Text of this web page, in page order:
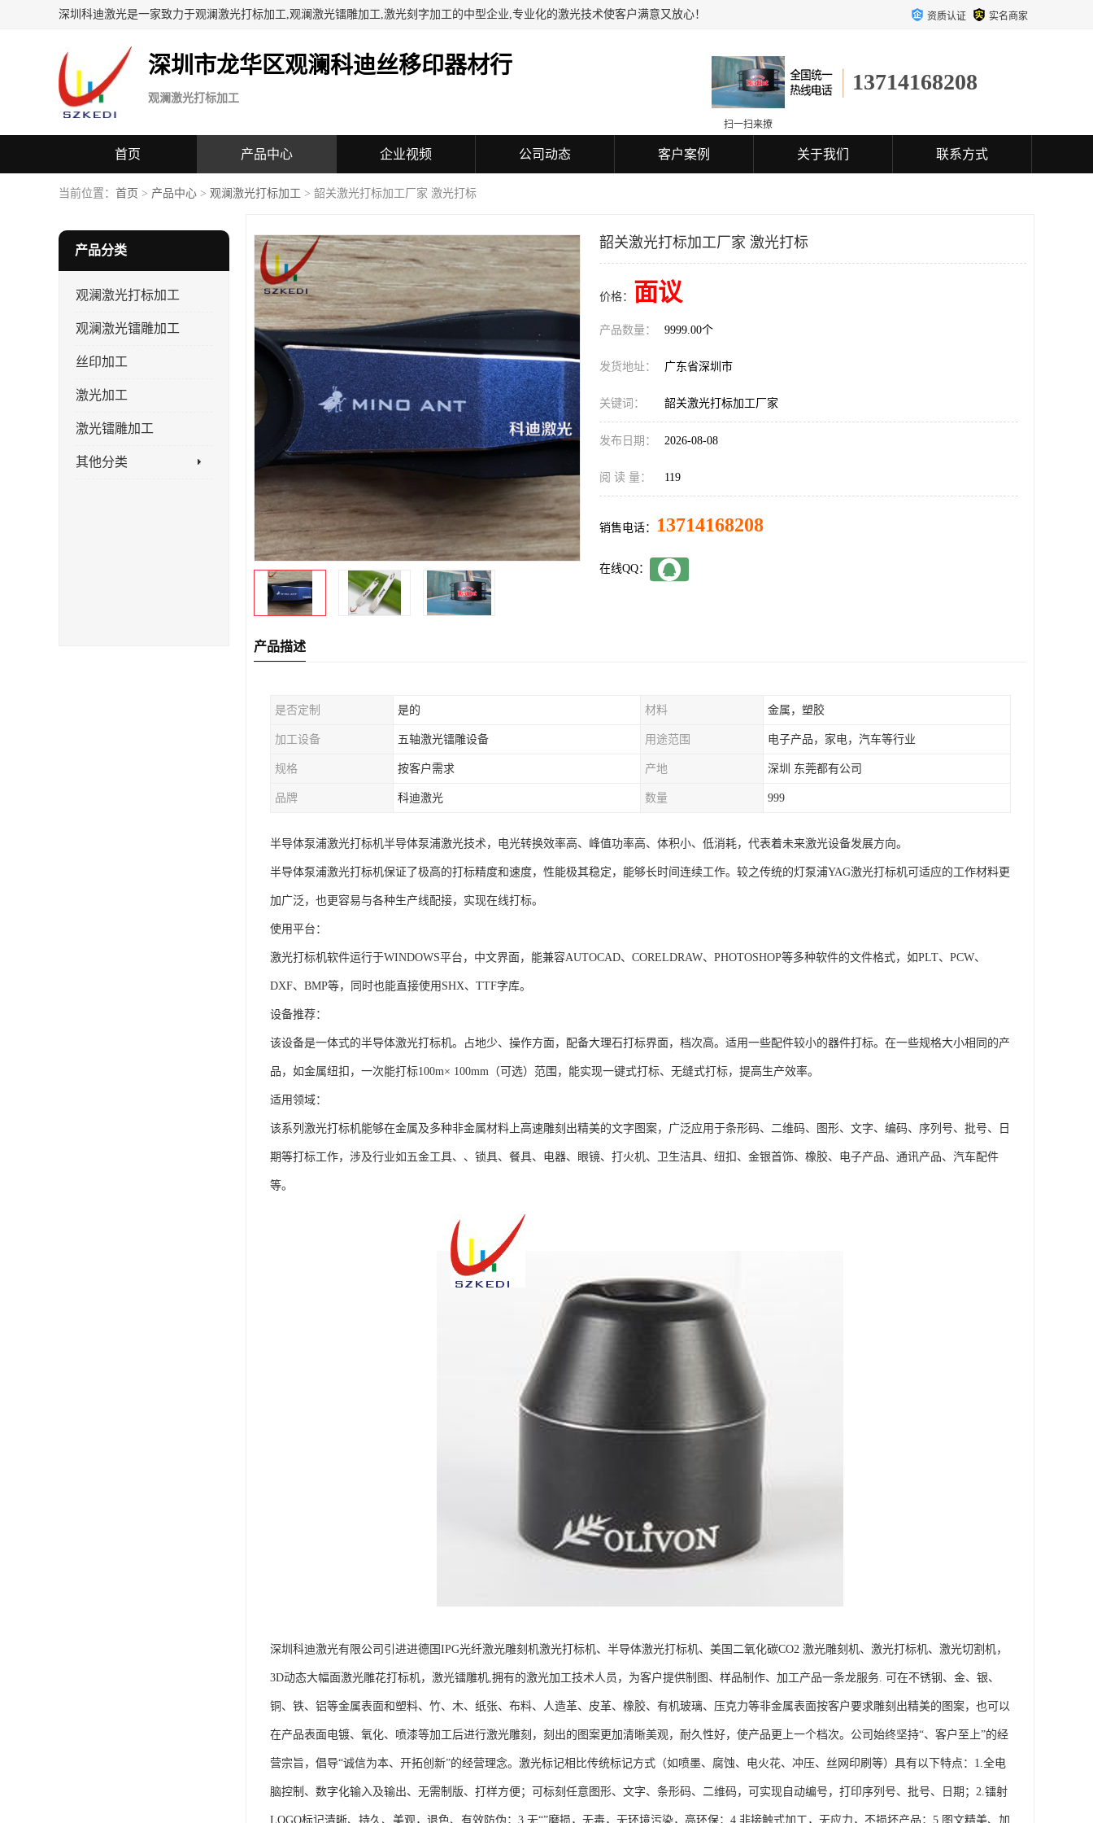
深圳科迪激光是一家致力于观澜激光打标加工,观澜激光镭雕加工,激光刻字加工的中型企业,专业化的激光技术使客户满意又放心！ 资质认证 实名商家
深圳市龙华区观澜科迪丝移印器材行
观澜激光打标加工
13714168208
扫一扫来撩
首页 产品中心 企业视频 公司动态 客户案例 关于我们 联系方式
当前位置： 首页 > 产品中心 > 观澜激光打标加工 > 韶关激光打标加工厂家 激光打标
产品分类
观澜激光打标加工
观澜激光镭雕加工
丝印加工
激光加工
激光镭雕加工
其他分类
韶关激光打标加工厂家 激光打标
价格： 面议
产品数量： 9999.00个
发货地址： 广东省深圳市
关键词： 韶关激光打标加工厂家
发布日期： 2026-08-08
阅 读 量： 119
销售电话： 13714168208
在线QQ：
产品描述
是否定制 是的 材料 金属，塑胶
加工设备 五轴激光镭雕设备 用途范围 电子产品，家电，汽车等行业
规格 按客户需求 产地 深圳 东莞都有公司
品牌 科迪激光 数量 999
半导体泵浦激光打标机半导体泵浦激光技术，电光转换效率高、峰值功率高、体积小、低消耗，代表着未来激光设备发展方向。
半导体泵浦激光打标机保证了极高的打标精度和速度，性能极其稳定，能够长时间连续工作。较之传统的灯泵浦YAG激光打标机可适应的工作材料更
加广泛，也更容易与各种生产线配接，实现在线打标。
使用平台：
激光打标机软件运行于WINDOWS平台，中文界面，能兼容AUTOCAD、CORELDRAW、PHOTOSHOP等多种软件的文件格式，如PLT、PCW、
DXF、BMP等，同时也能直接使用SHX、TTF字库。
设备推荐：
该设备是一体式的半导体激光打标机。占地少、操作方面，配备大理石打标界面，档次高。适用一些配件较小的器件打标。在一些规格大小相同的产
品，如金属纽扣，一次能打标100m× 100mm（可选）范围，能实现一键式打标、无缝式打标，提高生产效率。
适用领域：
该系列激光打标机能够在金属及多种非金属材料上高速雕刻出精美的文字图案，广泛应用于条形码、二维码、图形、文字、编码、序列号、批号、日
期等打标工作，涉及行业如五金工具、、锁具、餐具、电器、眼镜、打火机、卫生洁具、纽扣、金银首饰、橡胶、电子产品、通讯产品、汽车配件
等。
深圳科迪激光有限公司引进进德国IPG光纤激光雕刻机激光打标机、半导体激光打标机、美国二氧化碳CO2 激光雕刻机、激光打标机、激光切割机，
3D动态大幅面激光雕花打标机，激光镭雕机,拥有的激光加工技术人员，为客户提供制图、样品制作、加工产品一条龙服务. 可在不锈钢、金、银、
铜、铁、铝等金属表面和塑料、竹、木、纸张、布料、人造革、皮革、橡胶、有机玻璃、压克力等非金属表面按客户要求雕刻出精美的图案，也可以
在产品表面电镀、氧化、喷漆等加工后进行激光雕刻，刻出的图案更加清晰美观，耐久性好，使产品更上一个档次。公司始终坚持“、客户至上”的经
营宗旨，倡导“诚信为本、开拓创新”的经营理念。激光标记相比传统标记方式（如喷墨、腐蚀、电火花、冲压、丝网印刷等）具有以下特点：1.全电
脑控制、数字化输入及输出、无需制版、打样方便；可标刻任意图形、文字、条形码、二维码，可实现自动编号，打印序列号、批号、日期；2.镭射
LOGO标记清晰、持久、美观，退色、有效防伪；3.无“”磨损，无毒，无环境污染，高环保；4.非接触式加工，无应力，不损坏产品；5.图文精美、加